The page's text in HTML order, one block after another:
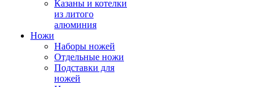
Казаны и котелки
из литого
алюминия
Ножи
Наборы ножей
Отдельные ножи
Подставки для
ножей